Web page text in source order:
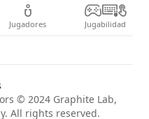
Jugadores Jugabilidad
© 2024 Graphite Lab,
All rights reserved.